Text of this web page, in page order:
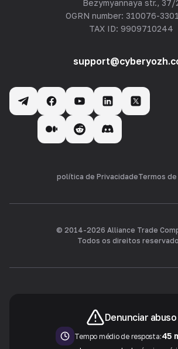
Bezymyannaya str., 37/
OGRN number: 310076-
TAX ID: 9909710244
política de PrivacidadeTermos
© 2014-2026 Alliance Trade
Todos os direitos
Denunciar abuso
Tempo médio de resposta:45